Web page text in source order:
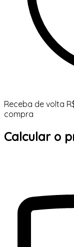
Receba de volta
compra
Calcular o